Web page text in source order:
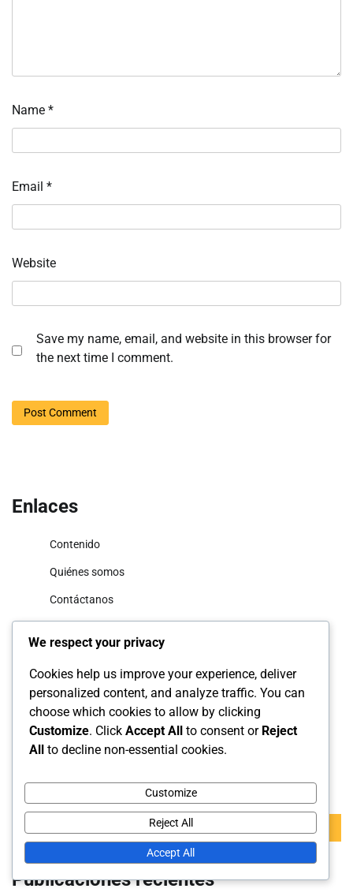
Name *
Email *
Website
Save my name, email, and website in this browser for
the next time I comment.
Enlaces
Contenido
Quiénes somos
Contáctanos
Categorías
Faltas y Violaciones
Interpretaciones Oficiales de las Reglas
Reglamento de Juego
Buscar
for:
Publicaciones recientes
We respect your privacy
Cookies help us improve your experience, deliver
personalized content, and analyze traffic. You can
choose which cookies to allow by clicking
Customize. Click Accept All to consent or Reject
All to decline non-essential cookies.
Customize
Reject All
Accept All